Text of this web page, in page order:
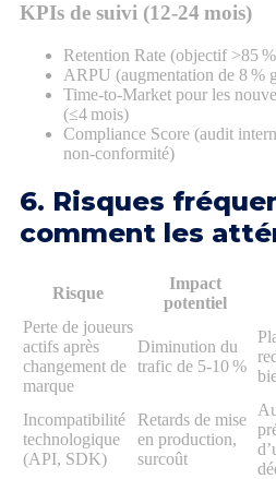
KPIs de suivi (12‑24 mois)
Retention Rate (objectif >85
ARPU (augmentation de 8 %
Time‑to‑Market pour les
(≤4 mois)
Compliance Score (audit
non‑conformité)
6. Risques
comment les
Risque
Impact
potentiel
Perte de joueurs
actifs après
changement de
marque
Diminution du
trafic de 5‑10 %
Incompatibilité
technologique
(API, SDK)
Retards de mise
en production,
surcoût